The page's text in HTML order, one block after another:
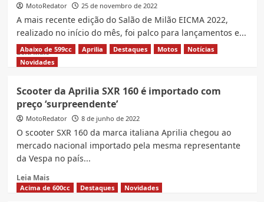
RS
457;
no
Brasil?
MotoRedator 25 de novembro de 2022
A mais recente edição do Salão de Milão EICMA 2022,
realizado no início do mês, foi palco para lançamentos e...
Leia MaisRead
more
Motos
elétricas
de
Honda,
e
mais!
Abaixo de 599cc Aprilia Destaques Motos
Notícias
Novidades
Scooter da Aprilia SXR 160 é importado com
preço ‘surpreendente’
MotoRedator 8 de junho de 2022
O scooter SXR 160 da marca italiana Aprilia chegou ao
mercado nacional importado pela mesma representante
da Vespa no país...
Leia MaisRead
more
Acima de 600cc Destaques Novidades